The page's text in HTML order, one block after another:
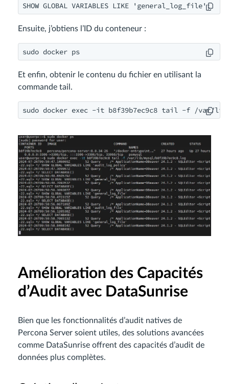
SHOW GLOBAL VARIABLES LIKE 'general_log_file';
Ensuite, j’obtiens l’ID du conteneur :
sudo docker ps
Et enfin, obtenir le contenu du fichier en utilisant la
commande tail.
sudo docker exec -it b8f39b7ec9c8 tail -f /var/lib/
Amélioration des Capacités
d’Audit avec DataSunrise
Bien que les fonctionnalités d’audit natives de
Percona Server soient utiles, des solutions avancées
comme DataSunrise offrent des capacités d’audit de
données plus complètes.